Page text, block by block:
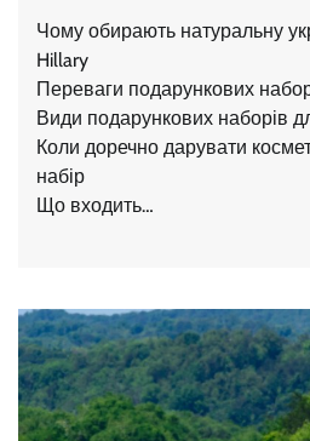
Чому обирають натуральну
Hillary
Переваги подарункових
Види подарункових наборів
Коли доречно дарувати
набір
Що входить…